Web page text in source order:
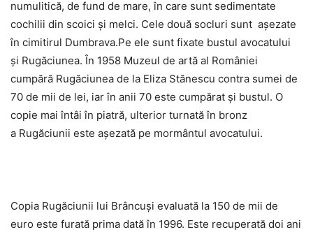
numulitică, de fund de mare, în care sunt sedimentate
cochilii din scoici şi melci. Cele două socluri sunt aşezate
în cimitirul Dumbrava.Pe ele sunt fixate bustul avocatului
şi Rugăciunea. În 1958 Muzeul de artă al României
cumpără Rugăciunea de la Eliza Stănescu contra sumei de
70 de mii de lei, iar în anii 70 este cumpărat şi bustul. O
copie mai întâi în piatră, ulterior turnată în bronz
a Rugăciunii este aşezată pe mormântul avocatului.
Copia Rugăciunii lui Brâncuşi evaluată la 150 de mii de
euro este furată prima dată în 1996. Este recuperată doi ani